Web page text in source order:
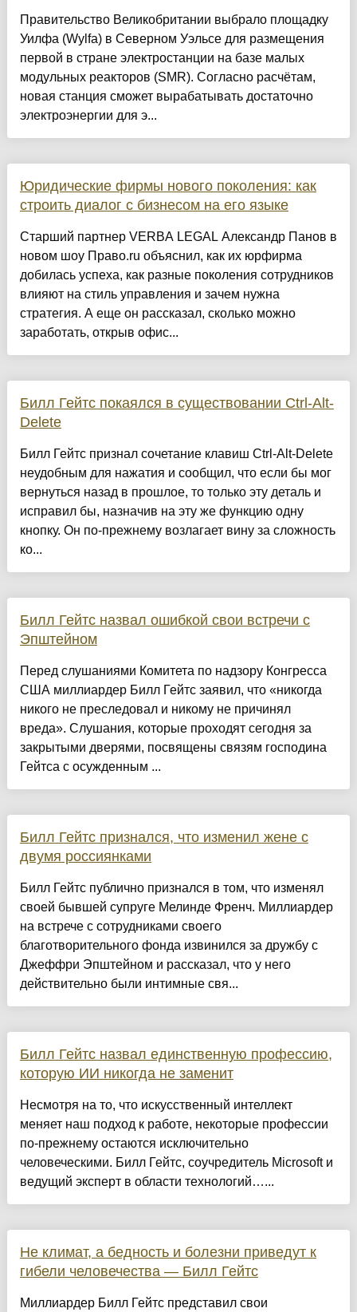
Правительство Великобритании выбрало площадку
Уилфа (Wylfa) в Северном Уэльсе для размещения
первой в стране электростанции на базе малых
модульных реакторов (SMR). Согласно расчётам,
новая станция сможет вырабатывать достаточно
электроэнергии для э...
Юридические фирмы нового поколения: как
строить диалог с бизнесом на его языке
Старший партнер VERBA LEGAL Александр Панов в
новом шоу Право.ru объяснил, как их юрфирма
добилась успеха, как разные поколения сотрудников
влияют на стиль управления и зачем нужна
стратегия. А еще он рассказал, сколько можно
заработать, открыв офис...
Билл Гейтс покаялся в существовании Ctrl-Alt-
Delete
Билл Гейтс признал сочетание клавиш Ctrl-Alt-Delete
неудобным для нажатия и сообщил, что если бы мог
вернуться назад в прошлое, то только эту деталь и
исправил бы, назначив на эту же функцию одну
кнопку. Он по-прежнему возлагает вину за сложность
ко...
Билл Гейтс назвал ошибкой свои встречи с
Эпштейном
Перед слушаниями Комитета по надзору Конгресса
США миллиардер Билл Гейтс заявил, что «никогда
никого не преследовал и никому не причинял
вреда». Слушания, которые проходят сегодня за
закрытыми дверями, посвящены связям господина
Гейтса с осужденным ...
Билл Гейтс признался, что изменил жене с
двумя россиянками
Билл Гейтс публично признался в том, что изменял
своей бывшей супруге Мелинде Френч. Миллиардер
на встрече с сотрудниками своего
благотворительного фонда извинился за дружбу с
Джеффри Эпштейном и рассказал, что у него
действительно были интимные свя...
Билл Гейтс назвал единственную профессию,
которую ИИ никогда не заменит
Несмотря на то, что искусственный интеллект
меняет наш подход к работе, некоторые профессии
по-прежнему остаются исключительно
человеческими. Билл Гейтс, соучредитель Microsoft и
ведущий эксперт в области технологий…...
Не климат, а бедность и болезни приведут к
гибели человечества — Билл Гейтс
Миллиардер Билл Гейтс представил свои